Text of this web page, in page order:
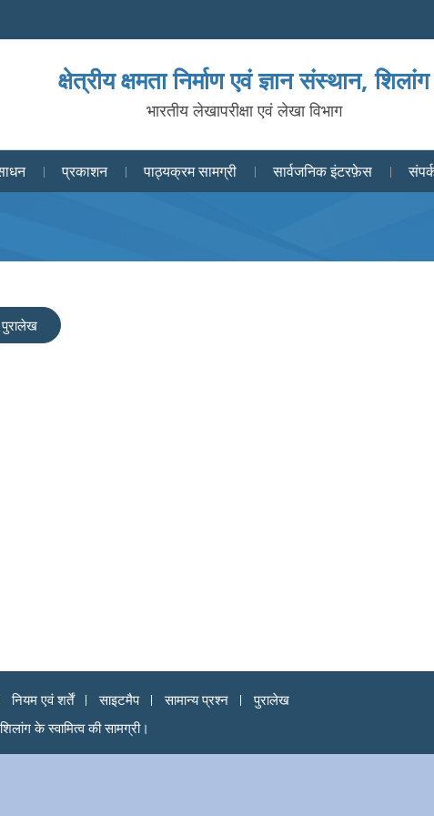
क्षेत्रीय क्षमता निर्माण एवं ज्ञान संस्थान, शिलांग
भारतीय लेखापरीक्षा एवं लेखा विभाग
प्रकाशन पाठ्यक्रम सामग्री सार्वजनिक इंटरफ़ेस
पुरालेख
नियम एवं शर्तें साइटमैप सामान्य प्रश्न
पुरालेख
के स्वामित्व की सामग्री।